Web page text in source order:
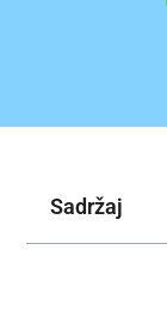
Sadržaj